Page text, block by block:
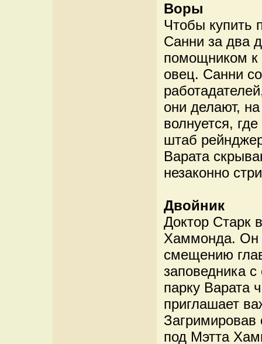
Воры
Чтобы купить
Санни за два
помощником
овец. Санни
они делают,
волнуется,
штаб
Варата
незаконно
Двойник
Доктор Старк
Хаммонда. Он
смещению
заповедника
парку Варата
приглашает
Загримировав
под Мэтта